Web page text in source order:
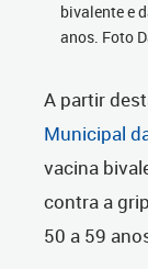
bivalente e
anos. Foto
A partir
Municipal
vacina
contra a
50 a 59